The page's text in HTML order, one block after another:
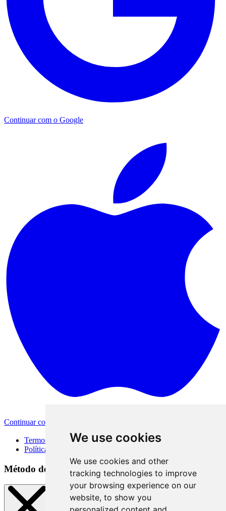
We use cookies
We use cookies and other
tracking technologies to improve
your browsing experience on our
website, to show you
Continuar com o Google
Continuar com a Apple
Termos de Uso
Política de Privacidade
Método de acesso